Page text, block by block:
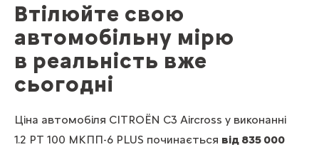
Втілюйте свою
автомобільну мірю
в реальність вже
сьогодні
Ціна автомобіля CITROЁN C3 Aircross у виконанні
1.2 PT 100 МКПП-6 PLUS починається від 835 000